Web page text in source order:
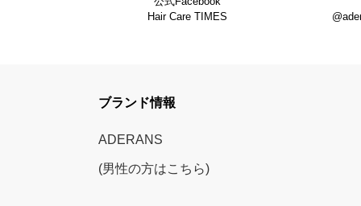
Hair Care TIMES
ブランド情報
ADERANS
(男性の方はこちら)